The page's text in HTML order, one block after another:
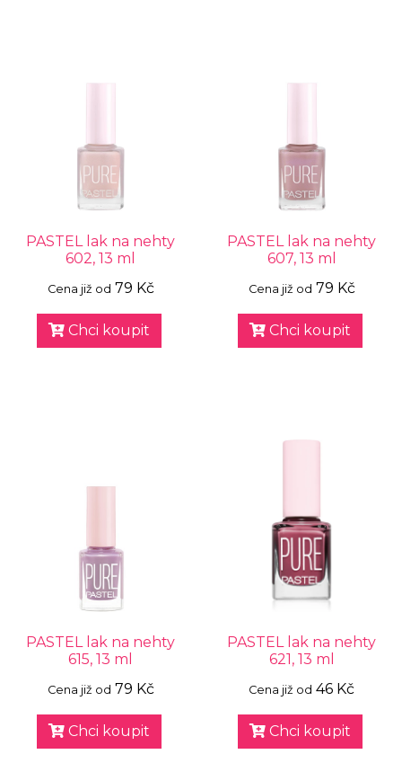
PASTEL lak na nehty
602, 13 ml
Cena již od 79 Kč
Chci koupit
PASTEL lak na nehty
607, 13 ml
Cena již od 79 Kč
Chci koupit
PASTEL lak na nehty
615, 13 ml
Cena již od 79 Kč
Chci koupit
PASTEL lak na nehty
621, 13 ml
Cena již od 46 Kč
Chci koupit